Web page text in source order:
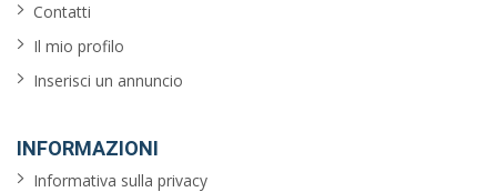
Contatti
Il mio profilo
Inserisci un annuncio
INFORMAZIONI
Informativa sulla privacy